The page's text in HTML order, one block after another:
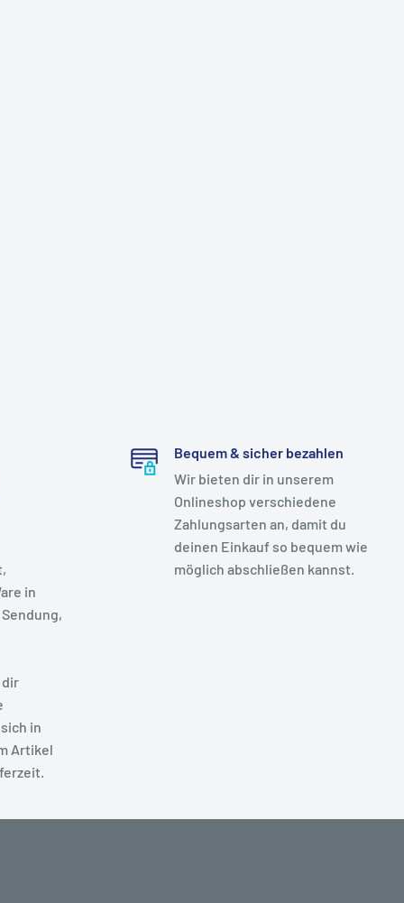
in
in
Artikel
Bequem & sicher bezahlen
Wir bieten dir in unserem
Onlineshop verschiedene
Zahlungsarten an, damit du
deinen Einkauf so bequem wie
möglich abschließen kannst.